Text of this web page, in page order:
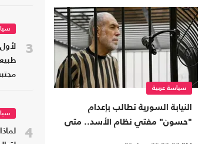
سياسة عربية
النيابة السورية تطالب بإعدام
"حسون" مفتي نظام الأسد.. متى
3
4